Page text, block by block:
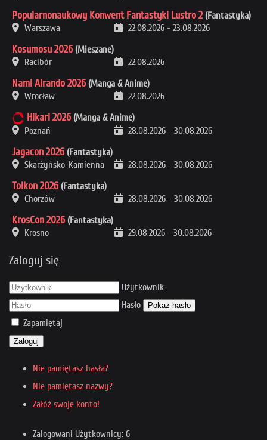
Popularnonaukowy Konwent Fantastyki Lustro 2 (Fantastyka)
Warszawa
22.08.2026 - 23.08.2026
Kosumosu 2026 (Mieszane)
Racibór
22.08.2026
Nami Airando 2026 (Manga & Anime)
Wrocław
22.08.2026
Hikari 2026 (Manga & Anime)
Poznań
28.08.2026 - 30.08.2026
Jagacon 2026 (Fantastyka)
Skarżyńsko-Kamienna
28.08.2026 - 30.08.2026
Tolkon 2026 (Fantastyka)
Chorzów
28.08.2026 - 30.08.2026
KrosCon 2026 (Fantastyka)
Krosno
29.08.2026 - 30.08.2026
Zaloguj się
Użytkownik
Hasło
Pokaż hasło
Zapamiętaj
Zaloguj
Nie pamiętasz hasła?
Nie pamiętasz nazwy?
Załóż swoje konto!
Zalogowani Użytkownicy: 6